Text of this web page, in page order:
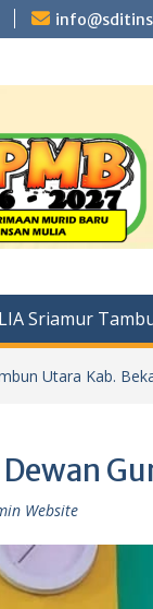
Sriamur
Utara Kab.
Dewan
Website